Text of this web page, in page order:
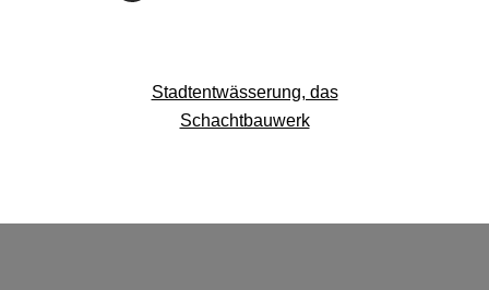
Stadtentwässerung, das
Schachtbauwerk